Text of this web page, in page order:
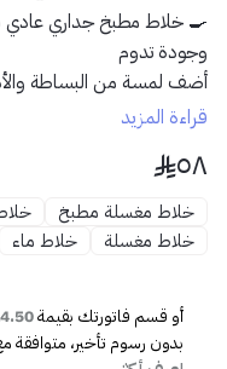
🍳 خلاط مطبخ جداري
وجودة تدوم
أضف لمسة من البساطة
الجداري العادي باللون السيلفر
المطابخ.
✅ المميزات:
🧱تصميم جداري لتوفير
💧صنبور ثابت بزاوية
قراءة المزيد
٥٨
خلاط مغسلة مطبخ
خلاط مغسلة
خلاط ماء
أو قسم فاتورتك بقيمة14.50
بدون رسوم تأخير، متوافقة